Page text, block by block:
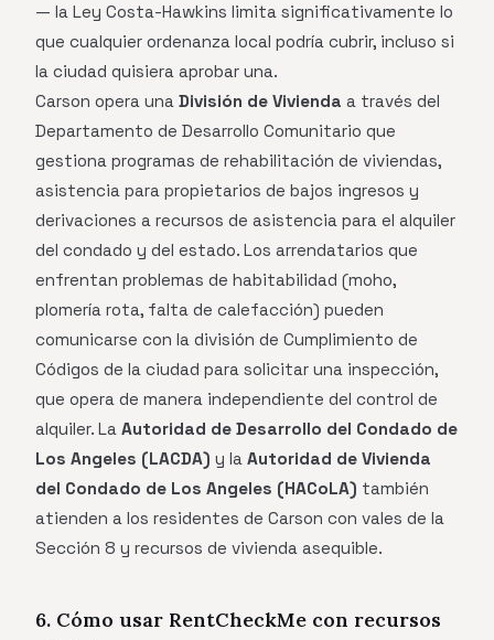
— la Ley Costa-Hawkins limita significativamente lo
que cualquier ordenanza local podría cubrir, incluso si
la ciudad quisiera aprobar una.
Carson opera una División de Vivienda a través del
Departamento de Desarrollo Comunitario que
gestiona programas de rehabilitación de viviendas,
asistencia para propietarios de bajos ingresos y
derivaciones a recursos de asistencia para el alquiler
del condado y del estado. Los arrendatarios que
enfrentan problemas de habitabilidad (moho,
plomería rota, falta de calefacción) pueden
comunicarse con la división de Cumplimiento de
Códigos de la ciudad para solicitar una inspección,
que opera de manera independiente del control de
alquiler. La Autoridad de Desarrollo del Condado de
Los Angeles (LACDA) y la Autoridad de Vivienda
del Condado de Los Angeles (HACoLA) también
atienden a los residentes de Carson con vales de la
Sección 8 y recursos de vivienda asequible.
6. Cómo usar RentCheckMe con recursos